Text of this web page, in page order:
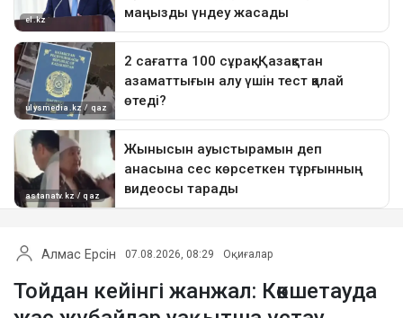
Алмас Ерсін 07.08.2026, 08:29 Оқиғалар
Тойдан кейінгі жанжал: Көкшетауда